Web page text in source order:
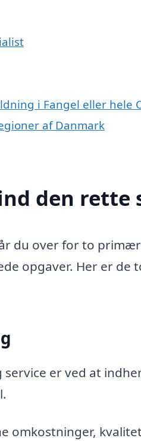
i Fangel eller hele
af Danmark
den rette
du over for to
opgaver. Her er de
er ved at
omkostninger,